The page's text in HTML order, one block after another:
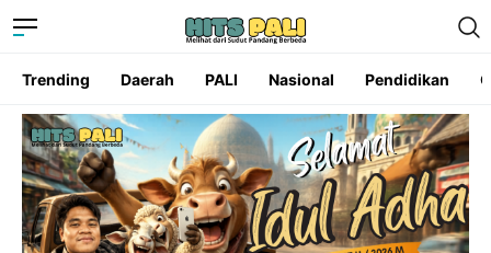
Trending Daerah PALI Nasional Pendidikan